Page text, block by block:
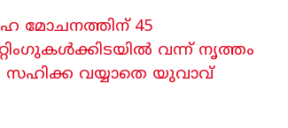
മോചനത്തിന് 45
വന്ന് നൃത്തം
സഹിക്ക വയ്യാതെ യുവാവ്